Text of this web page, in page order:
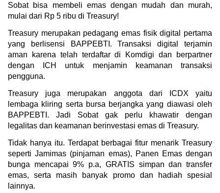
Sobat bisa membeli emas dengan mudah dan murah,
mulai dari Rp 5 ribu di Treasury!
Treasury merupakan pedagang emas fisik digital pertama
yang berlisensi BAPPEBTI. Transaksi digital terjamin
aman karena telah terdaftar di Komdigi dan berpartner
dengan ICH untuk menjamin keamanan transaksi
pengguna.
Treasury juga merupakan anggota dari ICDX yaitu
lembaga kliring serta bursa berjangka yang diawasi oleh
BAPPEBTI. Jadi Sobat gak perlu khawatir dengan
legalitas dan keamanan berinvestasi emas di Treasury.
Tidak hanya itu. Terdapat berbagai fitur menarik Treasury
seperti Jamimas (pinjaman emas), Panen Emas dengan
bunga mencapai 9% p.a, GRATIS simpan dan transfer
emas, serta masih banyak promo dan hadiah spesial
lainnya.